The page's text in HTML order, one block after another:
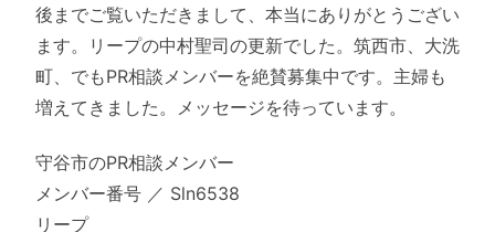
後までご覧いただきまして、本当にありがとうござい
ます。リープの中村聖司の更新でした。筑西市、大洗
町、でもPR相談メンバーを絶賛募集中です。主婦も
増えてきました。メッセージを待っています。
守谷市のPR相談メンバー
メンバー番号 ／ Sln6538
リープ